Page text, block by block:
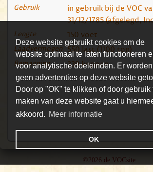
Deze website gebruikt cookies om de
website optimaal te laten functioneren
voor analytische doeleinden. Er worden
geen advertenties op deze website
Door op "OK" te klikken of door gebruik
maken van deze website gaat u
akkoord. Meer informatie
OK
Gebruik
in gebruik bij de VOC
31/12/1785 (afgelegd,
Lengte 150 voet
Laadvermogen 550 last (1100 ton)
Bemanning 339 koppen
©2026 de VOCsite